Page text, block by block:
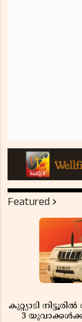
Featured
കുറ്റ്യാടി
3 യുവാക്കൾക്ക്